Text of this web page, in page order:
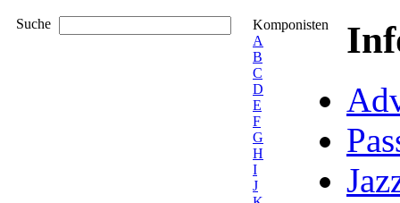
Suche
Komponisten
A
B
C
D
E
F
G
H
I
J